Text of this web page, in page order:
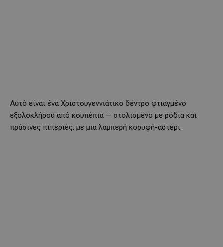
Αυτό είναι ένα Χριστουγεννιάτικο δέντρο φτιαγμένο
εξολοκλήρου από κουπέπια — στολισμένο με ρόδια και
πράσινες πιπεριές, με μια λαμπερή κορυφή-αστέρι.